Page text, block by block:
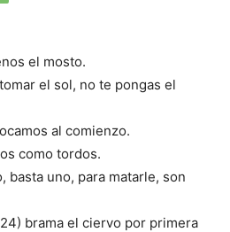
el mosto.
el sol, no te pongas el
al comienzo.
como tordos.
basta uno, para matarle, son
brama el ciervo por primera